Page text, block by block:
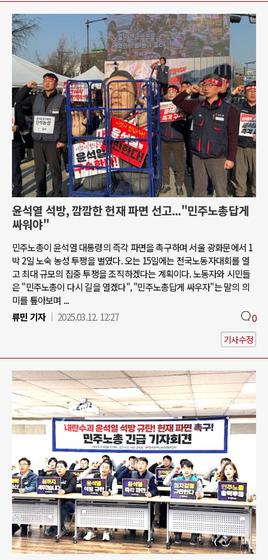
윤석열 석방, 깜깜한 헌재 파면 선고..."민주노총답게
싸워야"
민주노총이 윤석열 대통령의 즉각 파면을 촉구하며 서울 광화문에서 1
박 2일 노숙 농성 투쟁을 벌였다. 오는 15일에는 전국노동자대회를 열
고 최대 규모의 집중 투쟁을 조직하겠다는 계획이다. 노동자와 시민들
은 "민주노총이 다시 길을 열겠다", "민주노총답게 싸우자"는 말의 의
미를 톺아보며 ...
류민 기자
2025.03.12. 12:27 0
기사수정